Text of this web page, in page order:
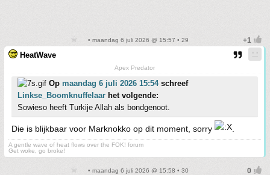
• maandag 6 juli 2026 @ 15:57 • 29
HeatWave
Apex Predator
Op maandag 6 juli 2026 15:54schreef
Linkse_Boomknuffelaar het volgende:
Sowieso heeft Turkije Allah als bondgenoot.
Die is blijkbaar voor Marknokko op dit moment, sorry
A gentle wave of heat flows over the FOK! forum
Get woke, go broke!
• maandag 6 juli 2026 @ 15:58 • 30